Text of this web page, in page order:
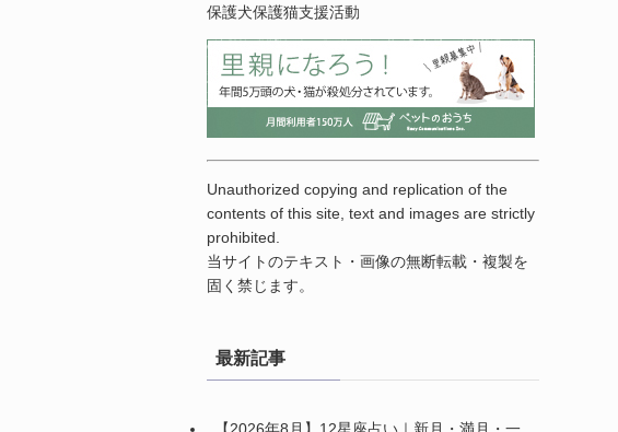
保護犬保護猫支援活動
Unauthorized copying and replication of the
contents of this site, text and images are strictly
prohibited.
当サイトのテキスト・画像の無断転載・複製を
固く禁じます。
最新記事
【2026年8月】12星座占い｜新月・満月・一